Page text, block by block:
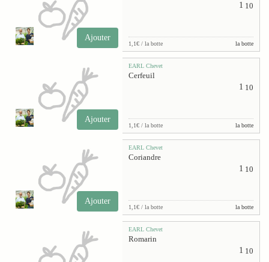
Ajouter
1 10
1,1€ / la botte la botte
Ajouter
EARL Chevet
Cerfeuil
1 10
1,1€ / la botte la botte
Ajouter
EARL Chevet
Coriandre
1 10
1,1€ / la botte la botte
EARL Chevet
Romarin
1 10